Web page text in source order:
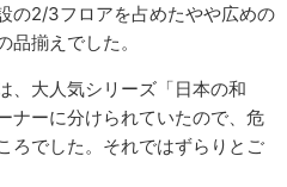
の2/3フロアを占めたやや広めの
品揃えでした。
、大人気シリーズ「日本の和
ナーに分けられていたので、危
ろでした。それではずらりとご